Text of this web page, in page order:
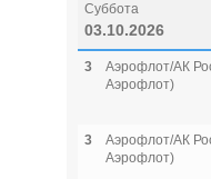
Суббота
03.10.2026
3
Аэрофлот/АК
Аэрофлот)
3
Аэрофлот/АК
Аэрофлот)